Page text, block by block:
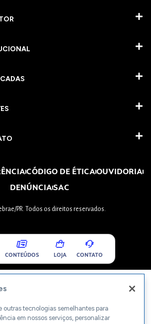
CÓDIGO DE ÉTICAOUVIDORIA
DENÚNCIASAC
PR. Todos os direitos reservados.
CONTEÚDOS LOJA CONTATO
outras tecnologias semelhantes para
em nossos serviços, personalizar